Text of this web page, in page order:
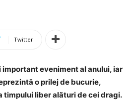
Twitter
eveniment al anului, iar
o prilej de bucurie,
timpului liber alături de cei dragi.